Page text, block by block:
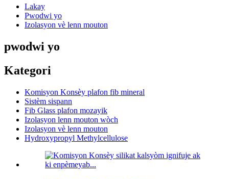
Lakay
Pwodwi yo
Izolasyon vè lenn mouton
pwodwi yo
Kategori
Komisyon Konsèy plafon fib mineral
Sistèm sispann
Fib Glass plafon mozayik
Izolasyon lenn mouton wòch
Izolasyon vè lenn mouton
Hydroxypropyl Methylcellulose